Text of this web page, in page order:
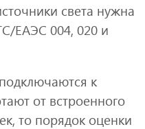
света нужна
ЕАЭС 004, 020 и
к
от встроенного
то порядок оценки